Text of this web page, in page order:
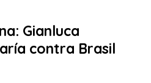
Gianluca
contra Brasil